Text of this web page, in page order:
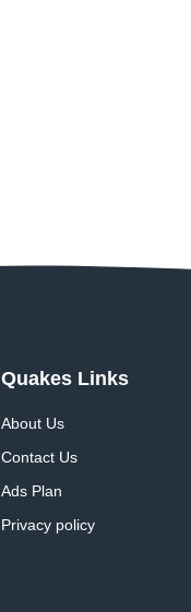
Quakes Links
About Us
Contact Us
Ads Plan
Privacy policy